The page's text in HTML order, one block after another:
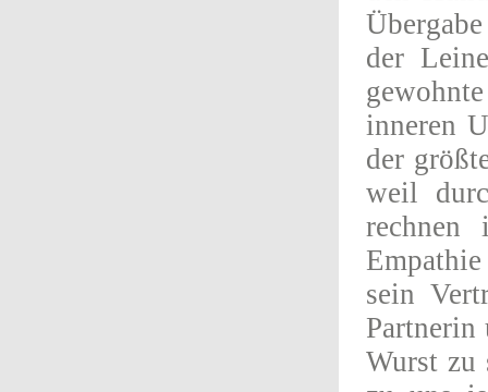
der
inneren
der
weil
sein
Partnerin
Wurst zu